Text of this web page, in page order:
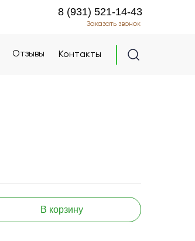
Контакты
Отзывы
Заказать звонок
8 (931) 521-14-43
Контакты
Отзывы
Заказать звонок
8 (931) 521-14-43
В корзину